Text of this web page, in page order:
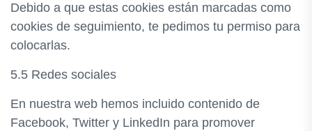
Debido a que estas cookies están marcadas como
cookies de seguimiento, te pedimos tu permiso para
colocarlas.
5.5 Redes sociales
En nuestra web hemos incluido contenido de
Facebook, Twitter y LinkedIn para promover